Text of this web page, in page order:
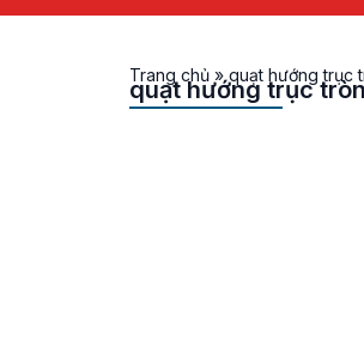
Trang chủ »quạt hướng trục
quạt hướng trục